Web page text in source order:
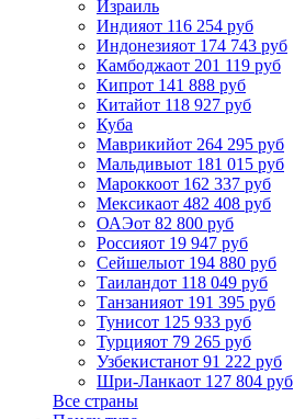
Израиль
Индияот 116 254 руб
Индонезияот 174 743 руб
Камбоджаот 201 119 руб
Кипрот 141 888 руб
Китайот 118 927 руб
Куба
Маврикийот 264 295 руб
Мальдивыот 181 015 руб
Мароккоот 162 337 руб
Мексикаот 482 408 руб
ОАЭот 82 800 руб
Россияот 19 947 руб
Сейшелыот 194 880 руб
Таиландот 118 049 руб
Танзанияот 191 395 руб
Тунисот 125 933 руб
Турцияот 79 265 руб
Узбекистанот 91 222 руб
Шри-Ланкаот 127 804 руб
Все страны